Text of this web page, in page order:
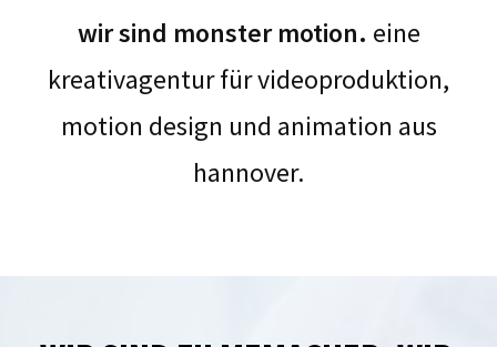
wir sind monster motion. eine
kreativagentur für videoproduktion,
motion design und animation aus
hannover.